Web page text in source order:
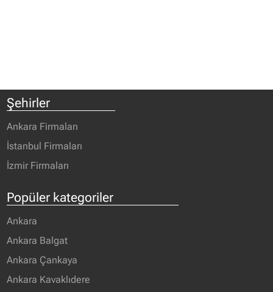
Şehirler
Ankara Firmaları
İstanbul Firmaları
İzmir Firmaları
Popüler kategoriler
Ankara
Ankara Balgat
Ankara Çankaya
Ankara Kavaklıdere